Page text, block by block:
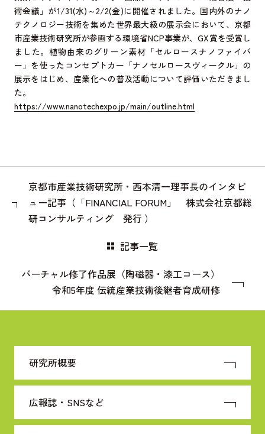
術会議」が1/31(水)～2/2(金)に開催されました。国内外のナノ
テクノロジー技術を集めた世界最大級の展示会において、京都
市産業技術研究所が参画する環境省NCP事業が、GX賞を受賞し
ました。植物由来のグリーン素材「セルロースナノファイバ
ー」を使ったコンセプトカー「ナノセルロースヴィークル」の
展示をはじめ、産業化への普及活動について評価いただきまし
た。
https://www.nanotechexpo.jp/main/outline.html
京都市産業技術研究所・西本清一理事長のインタビ
ュー記事（「FINANCIAL FORUM」 株式会社京都総
研コンサルティング 発行 ）
記事一覧
バーチャル修了作品展（陶磁器・漆工コース）
令和5年度 伝統産業技術後継者育成研修
研究所概要
広報誌・SNSなど